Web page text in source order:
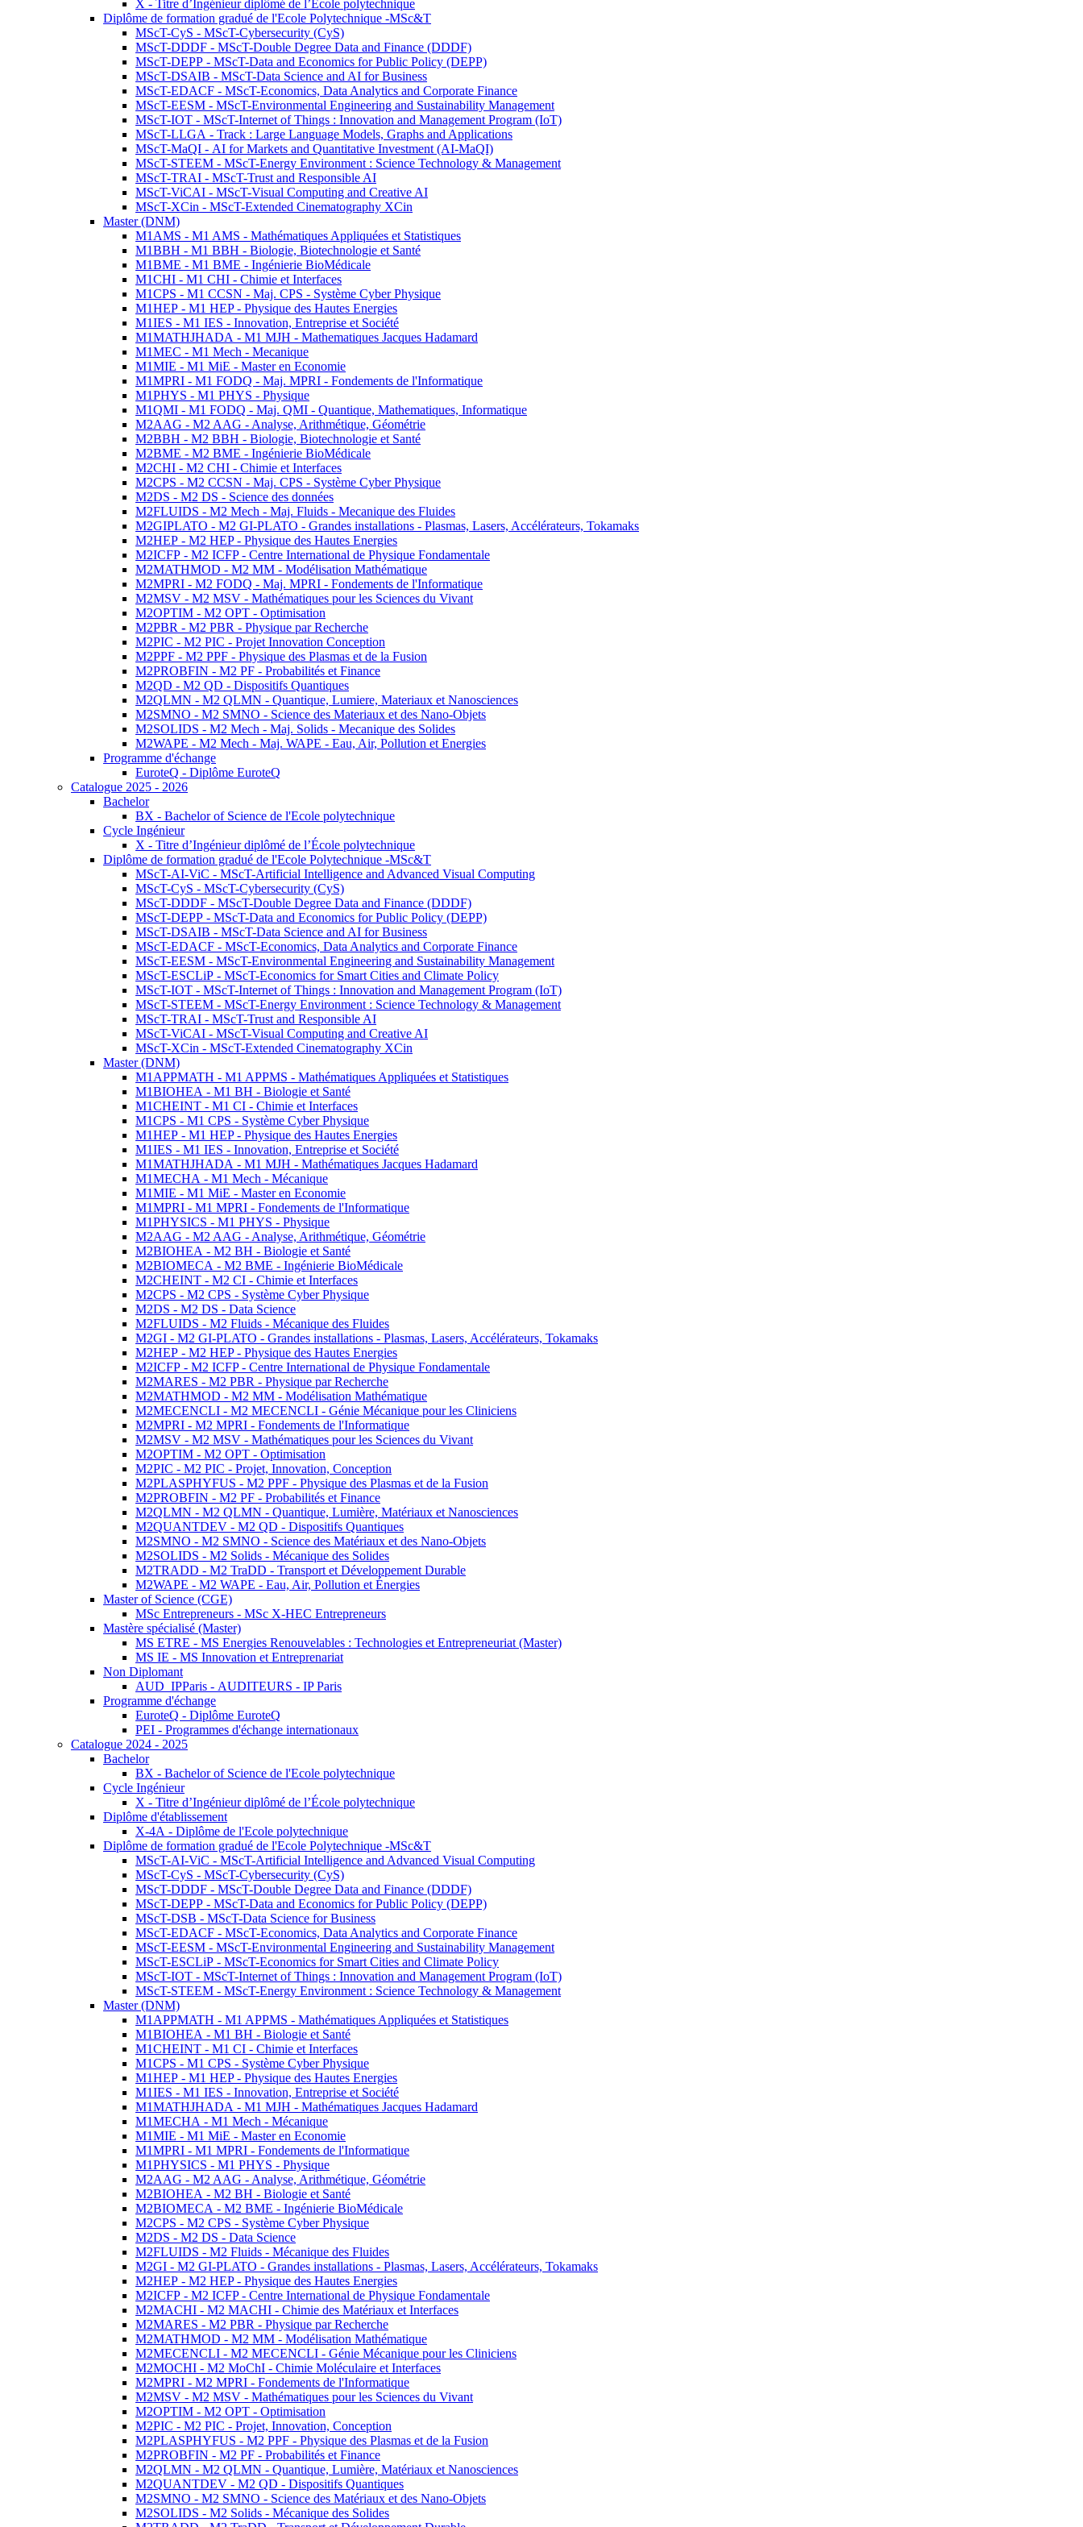
X - Titre d’Ingénieur diplômé de l’École polytechnique
Diplôme de formation gradué de l'Ecole Polytechnique -MSc&T
MScT-CyS - MScT-Cybersecurity (CyS)
MScT-DDDF - MScT-Double Degree Data and Finance (DDDF)
MScT-DEPP - MScT-Data and Economics for Public Policy (DEPP)
MScT-DSAIB - MScT-Data Science and AI for Business
MScT-EDACF - MScT-Economics, Data Analytics and Corporate Finance
MScT-EESM - MScT-Environmental Engineering and Sustainability Management
MScT-IOT - MScT-Internet of Things : Innovation and Management Program (IoT)
MScT-LLGA - Track : Large Language Models, Graphs and Applications
MScT-MaQI - AI for Markets and Quantitative Investment (AI-MaQI)
MScT-STEEM - MScT-Energy Environment : Science Technology & Management
MScT-TRAI - MScT-Trust and Responsible AI
MScT-ViCAI - MScT-Visual Computing and Creative AI
MScT-XCin - MScT-Extended Cinematography XCin
Master (DNM)
M1AMS - M1 AMS - Mathématiques Appliquées et Statistiques
M1BBH - M1 BBH - Biologie, Biotechnologie et Santé
M1BME - M1 BME - Ingénierie BioMédicale
M1CHI - M1 CHI - Chimie et Interfaces
M1CPS - M1 CCSN - Maj. CPS - Système Cyber Physique
M1HEP - M1 HEP - Physique des Hautes Energies
M1IES - M1 IES - Innovation, Entreprise et Société
M1MATHJHADA - M1 MJH - Mathematiques Jacques Hadamard
M1MEC - M1 Mech - Mecanique
M1MIE - M1 MiE - Master en Economie
M1MPRI - M1 FODQ - Maj. MPRI - Fondements de l'Informatique
M1PHYS - M1 PHYS - Physique
M1QMI - M1 FODQ - Maj. QMI - Quantique, Mathematiques, Informatique
M2AAG - M2 AAG - Analyse, Arithmétique, Géométrie
M2BBH - M2 BBH - Biologie, Biotechnologie et Santé
M2BME - M2 BME - Ingénierie BioMédicale
M2CHI - M2 CHI - Chimie et Interfaces
M2CPS - M2 CCSN - Maj. CPS - Système Cyber Physique
M2DS - M2 DS - Science des données
M2FLUIDS - M2 Mech - Maj. Fluids - Mecanique des Fluides
M2GIPLATO - M2 GI-PLATO - Grandes installations - Plasmas, Lasers, Accélérateurs, Tokamaks
M2HEP - M2 HEP - Physique des Hautes Energies
M2ICFP - M2 ICFP - Centre International de Physique Fondamentale
M2MATHMOD - M2 MM - Modélisation Mathématique
M2MPRI - M2 FODQ - Maj. MPRI - Fondements de l'Informatique
M2MSV - M2 MSV - Mathématiques pour les Sciences du Vivant
M2OPTIM - M2 OPT - Optimisation
M2PBR - M2 PBR - Physique par Recherche
M2PIC - M2 PIC - Projet Innovation Conception
M2PPF - M2 PPF - Physique des Plasmas et de la Fusion
M2PROBFIN - M2 PF - Probabilités et Finance
M2QD - M2 QD - Dispositifs Quantiques
M2QLMN - M2 QLMN - Quantique, Lumiere, Materiaux et Nanosciences
M2SMNO - M2 SMNO - Science des Materiaux et des Nano-Objets
M2SOLIDS - M2 Mech - Maj. Solids - Mecanique des Solides
M2WAPE - M2 Mech - Maj. WAPE - Eau, Air, Pollution et Energies
Programme d'échange
EuroteQ - Diplôme EuroteQ
Catalogue 2025 - 2026
Bachelor
BX - Bachelor of Science de l'Ecole polytechnique
Cycle Ingénieur
X - Titre d’Ingénieur diplômé de l’École polytechnique
Diplôme de formation gradué de l'Ecole Polytechnique -MSc&T
MScT-AI-ViC - MScT-Artificial Intelligence and Advanced Visual Computing
MScT-CyS - MScT-Cybersecurity (CyS)
MScT-DDDF - MScT-Double Degree Data and Finance (DDDF)
MScT-DEPP - MScT-Data and Economics for Public Policy (DEPP)
MScT-DSAIB - MScT-Data Science and AI for Business
MScT-EDACF - MScT-Economics, Data Analytics and Corporate Finance
MScT-EESM - MScT-Environmental Engineering and Sustainability Management
MScT-ESCLiP - MScT-Economics for Smart Cities and Climate Policy
MScT-IOT - MScT-Internet of Things : Innovation and Management Program (IoT)
MScT-STEEM - MScT-Energy Environment : Science Technology & Management
MScT-TRAI - MScT-Trust and Responsible AI
MScT-ViCAI - MScT-Visual Computing and Creative AI
MScT-XCin - MScT-Extended Cinematography XCin
Master (DNM)
M1APPMATH - M1 APPMS - Mathématiques Appliquées et Statistiques
M1BIOHEA - M1 BH - Biologie et Santé
M1CHEINT - M1 CI - Chimie et Interfaces
M1CPS - M1 CPS - Système Cyber Physique
M1HEP - M1 HEP - Physique des Hautes Energies
M1IES - M1 IES - Innovation, Entreprise et Société
M1MATHJHADA - M1 MJH - Mathématiques Jacques Hadamard
M1MECHA - M1 Mech - Mécanique
M1MIE - M1 MiE - Master en Economie
M1MPRI - M1 MPRI - Fondements de l'Informatique
M1PHYSICS - M1 PHYS - Physique
M2AAG - M2 AAG - Analyse, Arithmétique, Géométrie
M2BIOHEA - M2 BH - Biologie et Santé
M2BIOMECA - M2 BME - Ingénierie BioMédicale
M2CHEINT - M2 CI - Chimie et Interfaces
M2CPS - M2 CPS - Système Cyber Physique
M2DS - M2 DS - Data Science
M2FLUIDS - M2 Fluids - Mécanique des Fluides
M2GI - M2 GI-PLATO - Grandes installations - Plasmas, Lasers, Accélérateurs, Tokamaks
M2HEP - M2 HEP - Physique des Hautes Energies
M2ICFP - M2 ICFP - Centre International de Physique Fondamentale
M2MARES - M2 PBR - Physique par Recherche
M2MATHMOD - M2 MM - Modélisation Mathématique
M2MECENCLI - M2 MECENCLI - Génie Mécanique pour les Cliniciens
M2MPRI - M2 MPRI - Fondements de l'Informatique
M2MSV - M2 MSV - Mathématiques pour les Sciences du Vivant
M2OPTIM - M2 OPT - Optimisation
M2PIC - M2 PIC - Projet, Innovation, Conception
M2PLASPHYFUS - M2 PPF - Physique des Plasmas et de la Fusion
M2PROBFIN - M2 PF - Probabilités et Finance
M2QLMN - M2 QLMN - Quantique, Lumière, Matériaux et Nanosciences
M2QUANTDEV - M2 QD - Dispositifs Quantiques
M2SMNO - M2 SMNO - Science des Matériaux et des Nano-Objets
M2SOLIDS - M2 Solids - Mécanique des Solides
M2TRADD - M2 TraDD - Transport et Développement Durable
M2WAPE - M2 WAPE - Eau, Air, Pollution et Énergies
Master of Science (CGE)
MSc Entrepreneurs - MSc X-HEC Entrepreneurs
Mastère spécialisé (Master)
MS ETRE - MS Energies Renouvelables : Technologies et Entrepreneuriat (Master)
MS IE - MS Innovation et Entreprenariat
Non Diplomant
AUD_IPParis - AUDITEURS - IP Paris
Programme d'échange
EuroteQ - Diplôme EuroteQ
PEI - Programmes d'échange internationaux
Catalogue 2024 - 2025
Bachelor
BX - Bachelor of Science de l'Ecole polytechnique
Cycle Ingénieur
X - Titre d’Ingénieur diplômé de l’École polytechnique
Diplôme d'établissement
X-4A - Diplôme de l'Ecole polytechnique
Diplôme de formation gradué de l'Ecole Polytechnique -MSc&T
MScT-AI-ViC - MScT-Artificial Intelligence and Advanced Visual Computing
MScT-CyS - MScT-Cybersecurity (CyS)
MScT-DDDF - MScT-Double Degree Data and Finance (DDDF)
MScT-DEPP - MScT-Data and Economics for Public Policy (DEPP)
MScT-DSB - MScT-Data Science for Business
MScT-EDACF - MScT-Economics, Data Analytics and Corporate Finance
MScT-EESM - MScT-Environmental Engineering and Sustainability Management
MScT-ESCLiP - MScT-Economics for Smart Cities and Climate Policy
MScT-IOT - MScT-Internet of Things : Innovation and Management Program (IoT)
MScT-STEEM - MScT-Energy Environment : Science Technology & Management
Master (DNM)
M1APPMATH - M1 APPMS - Mathématiques Appliquées et Statistiques
M1BIOHEA - M1 BH - Biologie et Santé
M1CHEINT - M1 CI - Chimie et Interfaces
M1CPS - M1 CPS - Système Cyber Physique
M1HEP - M1 HEP - Physique des Hautes Energies
M1IES - M1 IES - Innovation, Entreprise et Société
M1MATHJHADA - M1 MJH - Mathématiques Jacques Hadamard
M1MECHA - M1 Mech - Mécanique
M1MIE - M1 MiE - Master en Economie
M1MPRI - M1 MPRI - Fondements de l'Informatique
M1PHYSICS - M1 PHYS - Physique
M2AAG - M2 AAG - Analyse, Arithmétique, Géométrie
M2BIOHEA - M2 BH - Biologie et Santé
M2BIOMECA - M2 BME - Ingénierie BioMédicale
M2CPS - M2 CPS - Système Cyber Physique
M2DS - M2 DS - Data Science
M2FLUIDS - M2 Fluids - Mécanique des Fluides
M2GI - M2 GI-PLATO - Grandes installations - Plasmas, Lasers, Accélérateurs, Tokamaks
M2HEP - M2 HEP - Physique des Hautes Energies
M2ICFP - M2 ICFP - Centre International de Physique Fondamentale
M2MACHI - M2 MACHI - Chimie des Matériaux et Interfaces
M2MARES - M2 PBR - Physique par Recherche
M2MATHMOD - M2 MM - Modélisation Mathématique
M2MECENCLI - M2 MECENCLI - Génie Mécanique pour les Cliniciens
M2MOCHI - M2 MoChI - Chimie Moléculaire et Interfaces
M2MPRI - M2 MPRI - Fondements de l'Informatique
M2MSV - M2 MSV - Mathématiques pour les Sciences du Vivant
M2OPTIM - M2 OPT - Optimisation
M2PIC - M2 PIC - Projet, Innovation, Conception
M2PLASPHYFUS - M2 PPF - Physique des Plasmas et de la Fusion
M2PROBFIN - M2 PF - Probabilités et Finance
M2QLMN - M2 QLMN - Quantique, Lumière, Matériaux et Nanosciences
M2QUANTDEV - M2 QD - Dispositifs Quantiques
M2SMNO - M2 SMNO - Science des Matériaux et des Nano-Objets
M2SOLIDS - M2 Solids - Mécanique des Solides